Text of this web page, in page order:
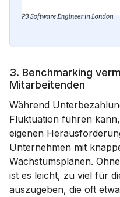
3. Benchmarking
Mitarbeitenden
Während
Fluktuation führen
eigenen
Unternehmen mit
Wachstumsplänen.
ist es leicht, zu viel für
auszugeben, die oft